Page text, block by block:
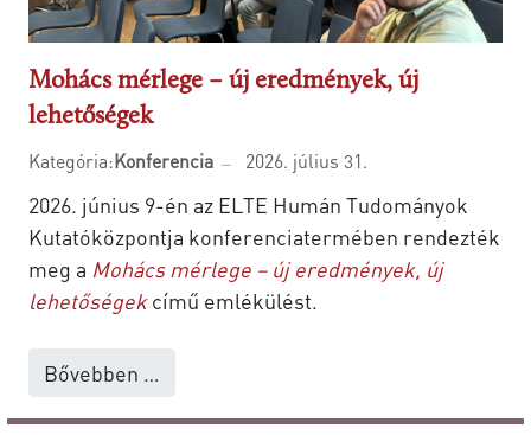
Mohács mérlege – új eredmények, új
lehetőségek
Kategória:Konferencia 2026. július 31.
2026. június 9-én az ELTE Humán Tudományok
Kutatóközpontja konferenciatermében rendezték
meg a Mohács mérlege – új eredmények, új
lehetőségek című emlékülést.
Bővebben …